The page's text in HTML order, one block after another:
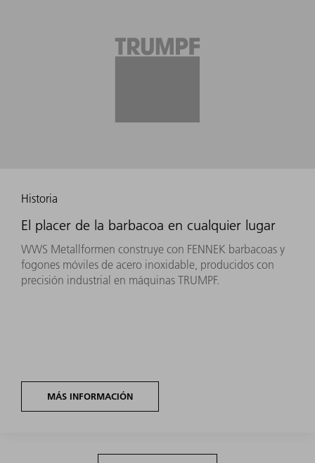
Historia
El placer de la barbacoa en cualquier lugar
WWS Metallformen construye con FENNEK barbacoas y
fogones móviles de acero inoxidable, producidos con
precisión industrial en máquinas TRUMPF.
MÁS INFORMACIÓN